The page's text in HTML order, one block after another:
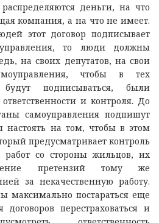
деньги, на что
компания, а на что не имеет.
этот договор подписывает
то люди должны
на своих депутатов, на свои
чтобы в тех
подписываться, были
и контроля. До
самоуправления подпишут
на том, чтобы в этом
предусматривает контроль
работ со стороны жильцов, их
претензий тому же
за некачественную работу.
максимально постараться еще
перестраховаться и